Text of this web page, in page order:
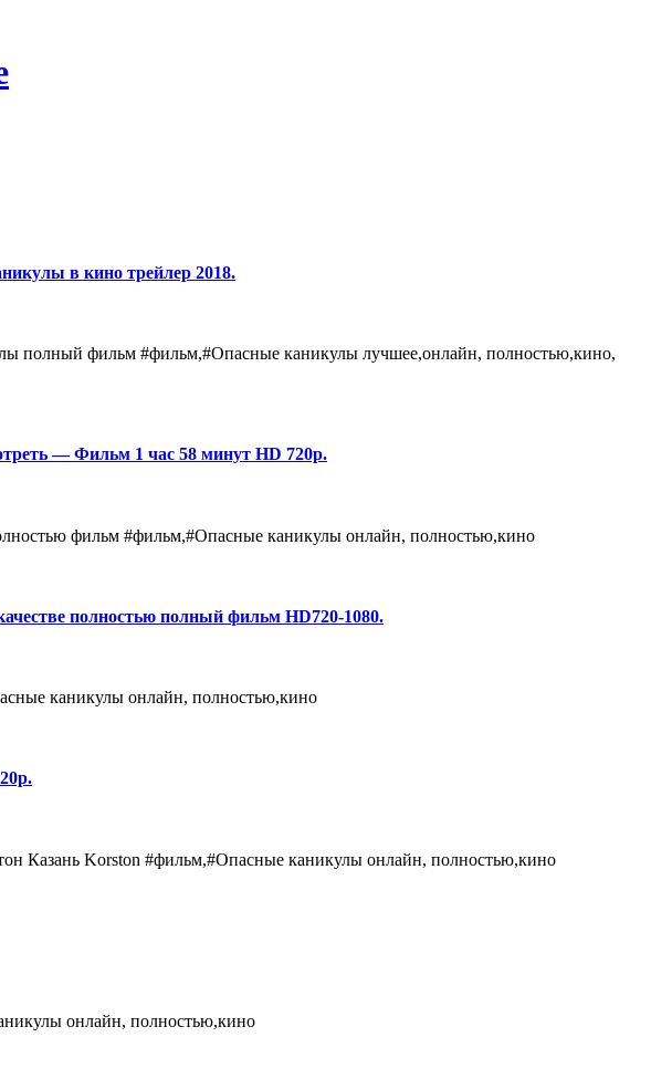
в кинo трейлер 2018.
фильм #фильм,#Опасные каникулы лучшее,онлайн, полностью,кино,
— Фильм 1 чac 58 минут HD 720p.
фильм #фильм,#Опасные каникулы онлайн, полностью,кино
полностью полный фильм HD720-1080.
каникулы онлайн, полностью,кино
Казань Korston #фильм,#Опасные каникулы онлайн, полностью,кино
онлайн, полностью,кино